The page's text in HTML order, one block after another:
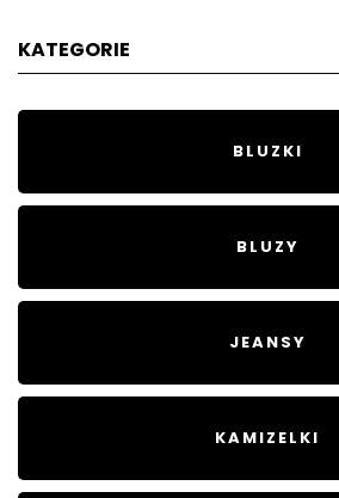
KATEGORIE
BLUZKI
BLUZY
JEANSY
KAMIZELKI